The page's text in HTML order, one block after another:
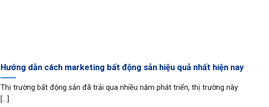
Hướng dẫn cách marketing bất động sản hiệu quả nhất hiện nay
Thị trường bất động sản đã trải qua nhiều năm phát triển, thị trường này
[...]